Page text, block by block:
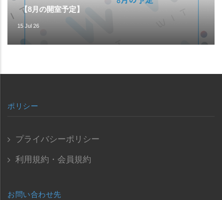
【8月の開室予定】
15 Jul 26
ポリシー
プライバシーポリシー
利用規約・会員規約
お問い合わせ先